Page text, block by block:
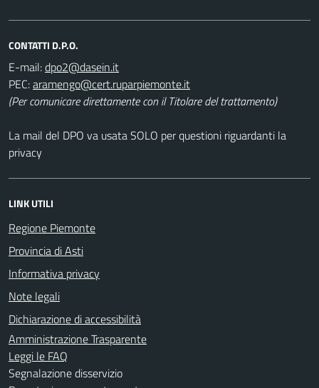
CONTATTI D.P.O.
E-mail:
PEC:
(Per comunicare direttamente con il Titolare del trattamento)
La mail del DPO va usata SOLO per questioni riguardanti la
privacy
LINK UTILI
Regione Piemonte
Provincia di Asti
Informativa privacy
Note legali
Dichiarazione di accessibilità
Amministrazione Trasparente
Leggi le FAQ
Segnalazione disservizio